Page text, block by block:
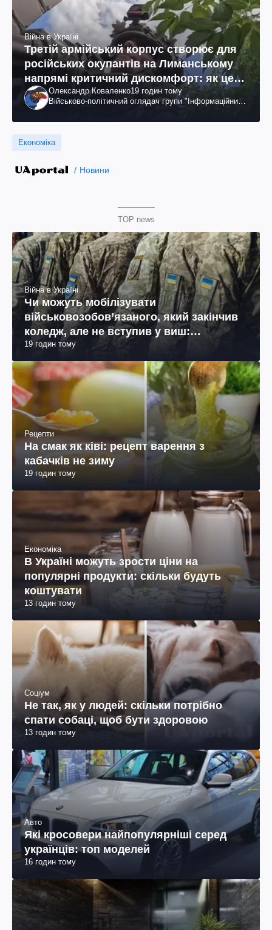
Війна в Україні
Третій армійський корпус створює для
російських окупантів на Лиманському
напрямі критичний дискомфорт: як це
вдалосяОлександр Коваленко19 годин тому
Військово-політичний оглядач групи "Інформаційний
Економіка
Новини
TOP news
Війна в Україні
Чи можуть мобілізувати
військовозобов’язаного, який закінчив
коледж, але не вступив у виш:
пояснення юриста
19 годин тому
Рецепти
На смак як ківі: рецепт варення з
кабачків не зиму
19 годин тому
Економіка
В Україні можуть зрости ціни на
популярні продукти: скільки будуть
коштувати
13 годин тому
Соціум
Не так, як у людей: скільки потрібно
спати собаці, щоб бути здоровою
13 годин тому
Авто
Які кросовери найпопулярніші серед
українців: топ моделей
16 годин тому